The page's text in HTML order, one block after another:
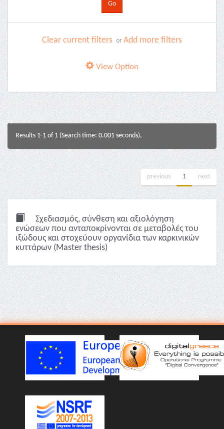
Clear current filters or Add more filters
View Option
Results 1-1 of 1 (Search time: 0.001 seconds).
previous 1 next
Σχεδιασμός, σύνθεση και αξιολόγηση
ενώσεων που ανταποκρίνονται σε μεταβολές του
ιξώδους και στοχεύουν οργανίδια των καρκινικών
κυττάρων (Master thesis)